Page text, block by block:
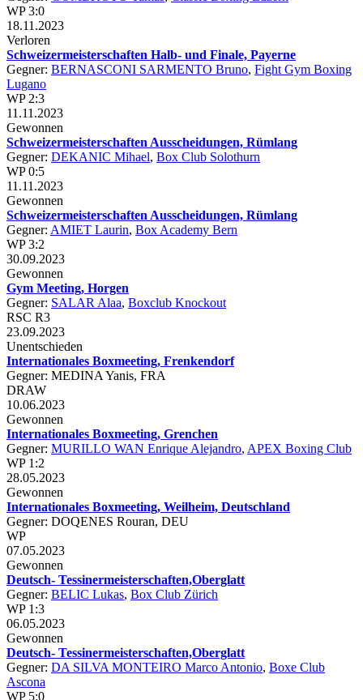
WP 3:0
18.11.2023
Verloren
Schweizermeisterschaften Halb- und Finale, Payerne
Gegner: BERNASCONI SARMENTO Bruno, Fight Gym Boxing
Lugano
WP 2:3
11.11.2023
Gewonnen
Schweizermeisterschaften Ausscheidungen, Rümlang
Gegner: DEKANIC Mihael, Box Club Solothurn
WP 0:5
11.11.2023
Gewonnen
Schweizermeisterschaften Ausscheidungen, Rümlang
Gegner: AMIET Laurin, Box Academy Bern
WP 3:2
30.09.2023
Gewonnen
Gym Meeting, Horgen
Gegner: SALAR Alaa, Boxclub Knockout
RSC R3
23.09.2023
Unentschieden
Internationales Boxmeeting, Frenkendorf
Gegner: MEDINA Yanis, FRA
DRAW
10.06.2023
Gewonnen
Internationales Boxmeeting, Grenchen
Gegner: MURILLO WAN Enrique Alejandro, APEX Boxing Club
WP 1:2
28.05.2023
Gewonnen
Internationales Boxmeeting, Weilheim, Deutschland
Gegner: DOQENES Rouran, DEU
WP
07.05.2023
Gewonnen
Deutsch- Tessinermeisterschaften,Oberglatt
Gegner: BELIC Lukas, Box Club Zürich
WP 1:3
06.05.2023
Gewonnen
Deutsch- Tessinermeisterschaften,Oberglatt
Gegner: DA SILVA MONTEIRO Marco Antonio, Boxe Club
Ascona
WP 5:0